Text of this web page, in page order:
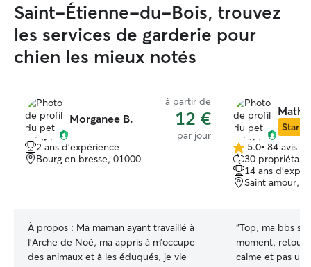
Saint-Étienne-du-Bois, trouvez
les services de garderie pour
chien les mieux notés
Morganee B.
à partir de
12 €
par jour
2 ans d'expérience
Bourg en bresse, 01000
À propos : Ma maman ayant travaillé à
l’Arche de Noé, ma appris à m’occupe
des animaux et à les éduqués, je vie
Star
5.0 étoile(s)
sur
5
5.0• 84 avis
30
14 ans
Saint amour,
“Top, ma bbs
moment, retour
calme et pas